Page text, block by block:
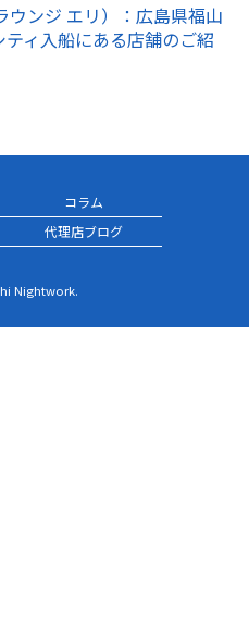
ウンジ エリ）：広島県福山
ィ入船にある店舗のご紹
コラム
代理店ブログ
Nightwork.